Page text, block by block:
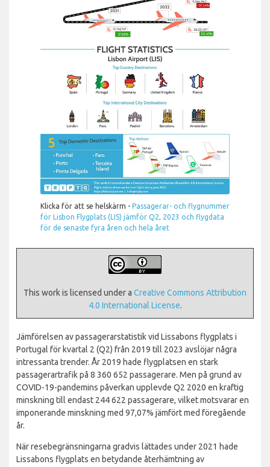
Klicka för att se helskärm - Passagerar- och flygnummer
för Lisbon Flygplats (LIS) jämför Q2, 2023 och flygdata
för de senaste fyra åren och hela året
This work is licensed under a Creative Commons Attribution
4.0 International License.
Jämförelsen av passagerarstatistik vid Lissabons flygplats i
Portugal för kvartal 2 (Q2) från 2019 till 2023 avslöjar några
intressanta trender. År 2019 hade flygplatsen en stark
passagerartrafik på 8 360 652 passagerare. Men på grund av
COVID-19-pandemins påverkan upplevde Q2 2020 en kraftig
minskning till endast 244 622 passagerare, vilket motsvarar en
imponerande minskning med 97,07% jämfört med föregående
år.
När resebegränsningarna gradvis lättades under 2021 hade
Lissabons flygplats en betydande återhämtning av